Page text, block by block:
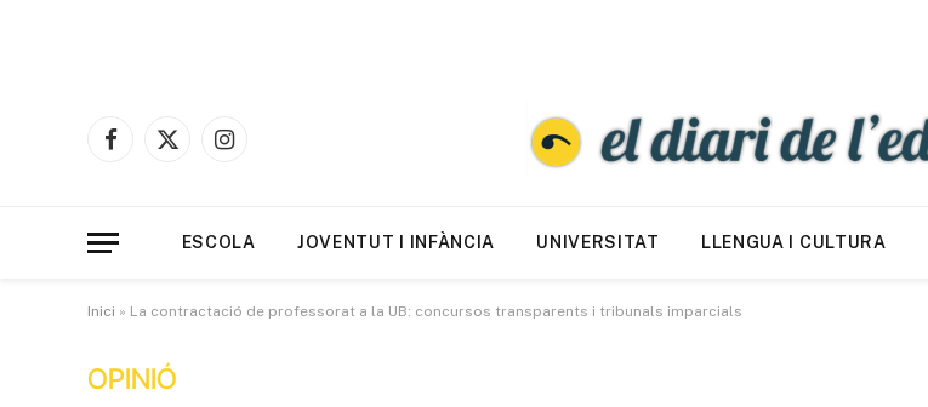
Facebook
X
Instagram
ESCOLA JOVENTUT I INFÀNCIA UNIVERSITAT LLENGUA I CULTURA
Inici » La contractació de professorat a la UB: concursos transparents i tribunals imparcials
OPINIÓ